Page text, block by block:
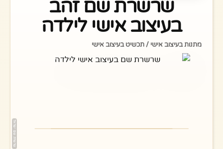
שרשרת שם זהב
בעיצוב אישי לילדה
מתנות בעיצוב אישי / תכשיט בעיצוב אישי